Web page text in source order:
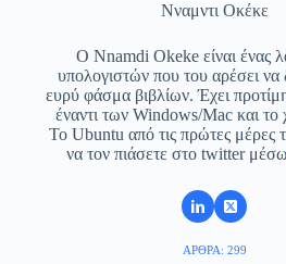
Νναμντι Οκέκε
Ο Nnamdi Okeke είναι ένας
υπολογιστών που του αρέσει να
ευρύ φάσμα βιβλίων. Έχει
έναντι των Windows/Mac και το
Το Ubuntu από τις πρώτες μέρες
να τον πιάσετε στο twitter
ΆΡΘΡΑ: 299